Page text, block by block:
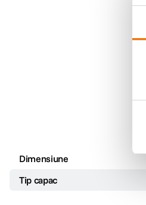
Dimensiune
Tip capac